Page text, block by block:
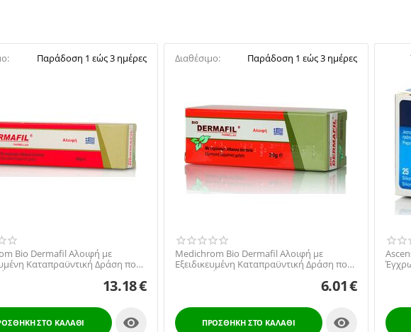
Παράδοση 1 εώς 3 ημέρες
Bio Dermafil Αλοιφή με
Καταπραϋντική Δράση που
Πρ...
13.18€
ΣΤΟ ΚΑΛΆΘΙ 
Διαθέσιμο: Παράδοση 1 εώς 3 ημέρες
Medichrom Bio Dermafil Αλοιφή με
Εξειδικευμένη Καταπραϋντική Δράση που
Περιποιείται, Πρ...
6.01€
ΠΡΟΣΘΉΚΗ ΣΤΟ ΚΑΛΆΘΙ 